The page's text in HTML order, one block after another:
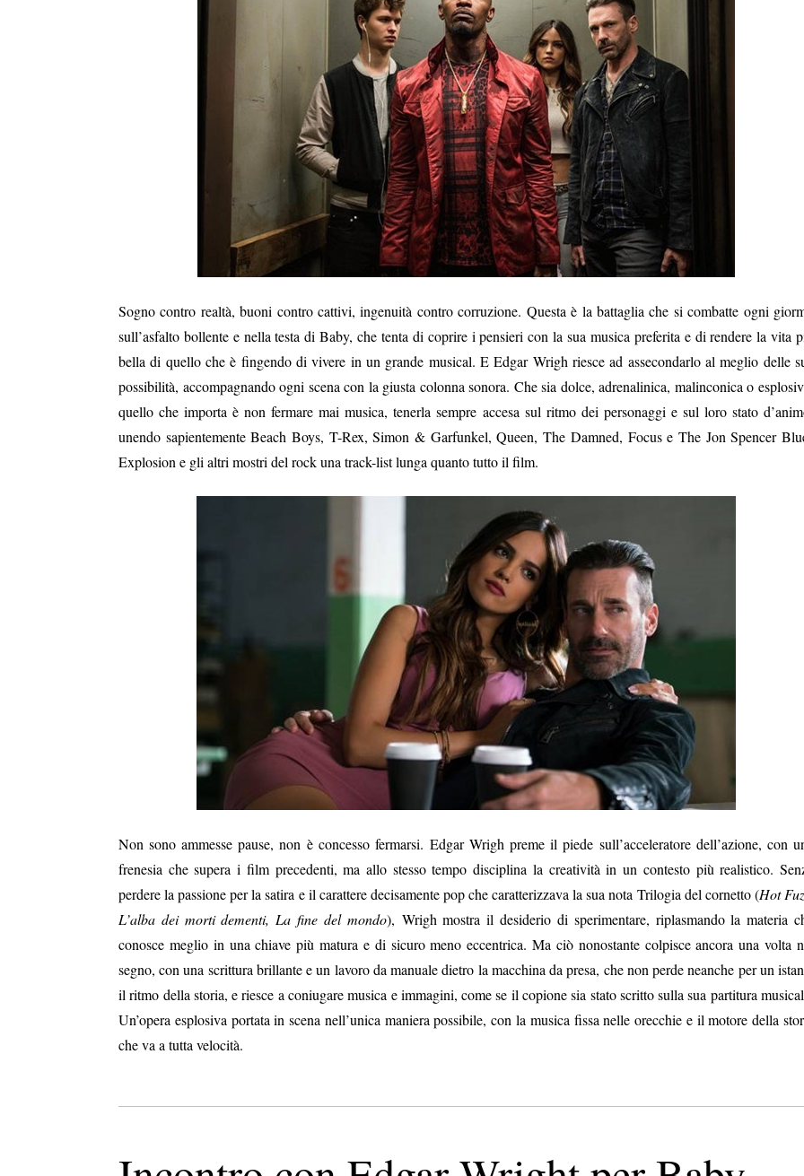
Sogno contro realtà, buoni contro cattivi, ingenuità contro corruzione. Questa è la battaglia che si combatte ogni
sull’asfalto bollente e nella testa di Baby, che tenta di coprire i pensieri con la sua musica preferita e di rendere la vita
bella di quello che è fingendo di vivere in un grande musical. E Edgar Wrigh riesce ad assecondarlo al meglio delle
possibilità, accompagnando ogni scena con la giusta colonna sonora. Che sia dolce, adrenalinica, malinconica o
quello che importa è non fermare mai musica, tenerla sempre accesa sul ritmo dei personaggi e sul loro stato
unendo sapientemente Beach Boys, T-Rex, Simon & Garfunkel, Queen, The Damned, Focus e The Jon Spencer
Explosion e gli altri mostri del rock una track-list lunga quanto tutto il film.
Non sono ammesse pause, non è concesso fermarsi. Edgar Wrigh preme il piede sull’acceleratore dell’azione, con
frenesia che supera i film precedenti, ma allo stesso tempo disciplina la creatività in un contesto più realistico.
perdere la passione per la satira e il carattere decisamente pop che caratterizzava la sua nota Trilogia del cornetto (Hot
L’alba dei morti dementi, La fine del mondo), Wrigh mostra il desiderio di sperimentare, riplasmando la materia
conosce meglio in una chiave più matura e di sicuro meno eccentrica. Ma ciò nonostante colpisce ancora una volta
segno, con una scrittura brillante e un lavoro da manuale dietro la macchina da presa, che non perde neanche per un
il ritmo della storia, e riesce a coniugare musica e immagini, come se il copione sia stato scritto sulla sua partitura
Un’opera esplosiva portata in scena nell’unica maniera possibile, con la musica fissa nelle orecchie e il motore della
che va a tutta velocità.